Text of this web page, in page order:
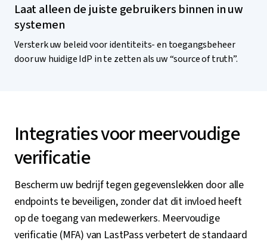
Laat alleen de juiste gebruikers binnen in uw
systemen
Versterk uw beleid voor identiteits- en toegangsbeheer
door uw huidige IdP in te zetten als uw “source of truth”.
Integraties voor meervoudige
verificatie
Bescherm uw bedrijf tegen gegevenslekken door alle
endpoints te beveiligen, zonder dat dit invloed heeft
op de toegang van medewerkers. Meervoudige
verificatie (MFA) van LastPass verbetert de standaard